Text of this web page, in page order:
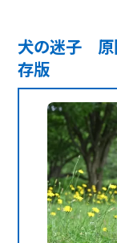
犬の迷子 原
存版